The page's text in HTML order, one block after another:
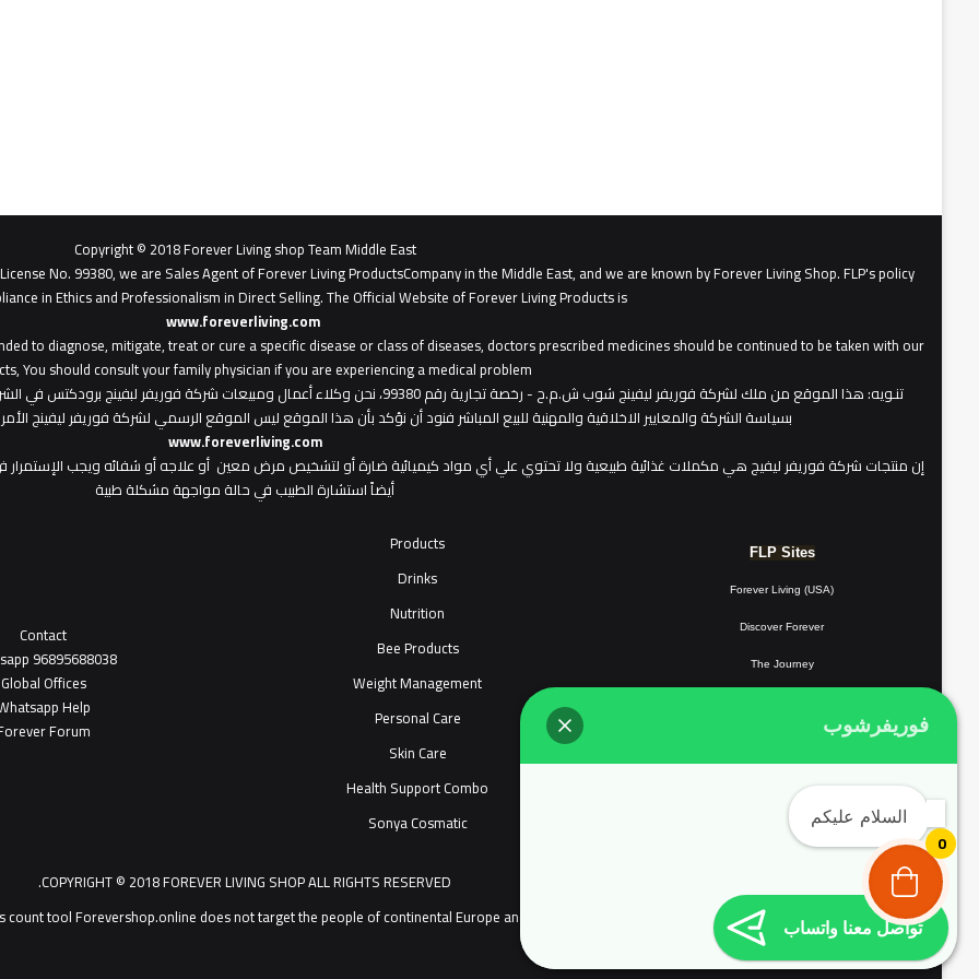
0
Copyright © 2018 Forever Living shop Team Middle East
No. 99380, we are Sales Agent of Forever Living ProductsCompany in the Middle East, and we are known by Forever Living Shop. FLP's policy
in Ethics and Professionalism in Direct Selling. The Official Website of Forever Living Products is
www.foreverliving.com
to diagnose, mitigate, treat or cure a specific disease or class of diseases, doctors prescribed medicines should be continued to be taken with our
You should consult your family physician if you are experiencing a medical problem.
تنـويه
: هذا الموقع من ملك لشركة فوريفر ليفينج شوب ش.م.ح - رخصة تجارية رقم 99380، نحن وكلاء أعمال
بسياسة الشركة والمعايير الاخلاقية والمهنية للبيع المباشر فنود أن نؤكد بأن هذا الموقع ليس الموقع الرسمي لشركة فوريفر ليفينج
www.foreverliving.com
​إن منتجات شركة فوريفر ليفيج هي مكملات غذائية طبيعية ولا تحتوي علي أي مواد كيميائية ضارة أو لتشخيص مرض معين أو علاجه أو شفائه ويجب الإستمرار
أيضاً استشارة الطبيب في حالة مواجهة مشكلة طبية
FLP Sites
Forever Living (USA)
Discover Forever
The Journey
Products
Drinks
Nutrition
Bee Products
Weight Management
Personal Care
Skin Care
Health Support Combo
Sonya Cosmatic
Contact
96895688038
Global Offices
hatsapp Help
Forum
COPYRIGHT © 2018 FOREVER LIVING SHOP ALL RIGHTS RESERVED.
count toolForevershop.online does not target the people of continental Europe and Complyed with EU user consent policy EU Cookie Law يمكنك التحدث مع خدمة عملاء ®Forever Living Products shop 2026
فوريفرشوب
السلام عليكم
تواصل معنا واتساب